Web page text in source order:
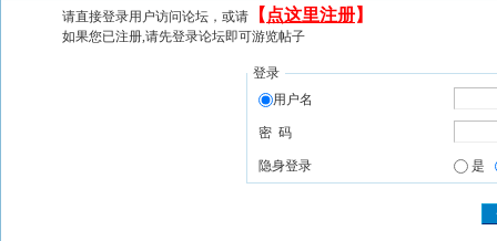
请直接登录用户访问论坛，或请 【 点这里注册】
如果您已注册,请先登录论坛即可游览帖子
登录
用户名
密 码
隐身登录 是